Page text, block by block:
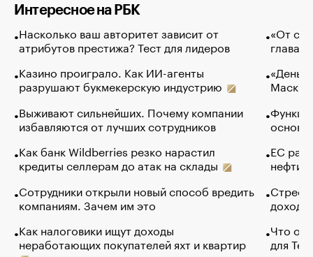
Интересное на РБК
Насколько ваш авторитет зависит от
атрибутов престижа? Тест для лидеров
Казино проиграло. Как ИИ-агенты
разрушают букмекерскую индустрию
Выживают сильнейших. Почему компании
избавляются от лучших сотрудников
Как банк Wildberries резко нарастил
кредиты селлерам до атак на склады
Сотрудники открыли новый способ вредить
компаниям. Зачем им это
Как налоговики ищут доходы
неработающих покупателей яхт и квартир
«От
глава
Маск в
основ
ЕС
нефти
Что
для